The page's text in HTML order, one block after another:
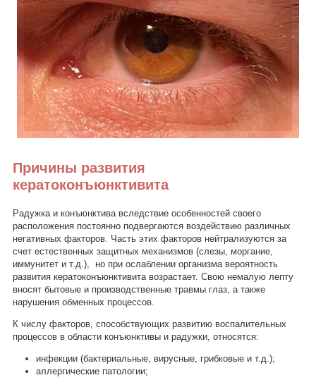
Причины развития
кератоконъюнктивита
Радужка и конъюнктива вследствие особенностей своего
расположения постоянно подвергаются воздействию различных
негативных факторов. Часть этих факторов нейтрализуются за
счет естественных защитных механизмов (слезы, моргание,
иммунитет и т.д.), но при ослаблении организма вероятность
развития кератоконъюнктивита возрастает. Свою немалую лепту
вносят бытовые и производственные травмы глаз, а также
нарушения обменных процессов.
К числу факторов, способствующих развитию воспалительных
процессов в области конъюнктивы и радужки, относятся:
инфекции (бактериальные, вирусные, грибковые и т.д.);
аллергические патологии;